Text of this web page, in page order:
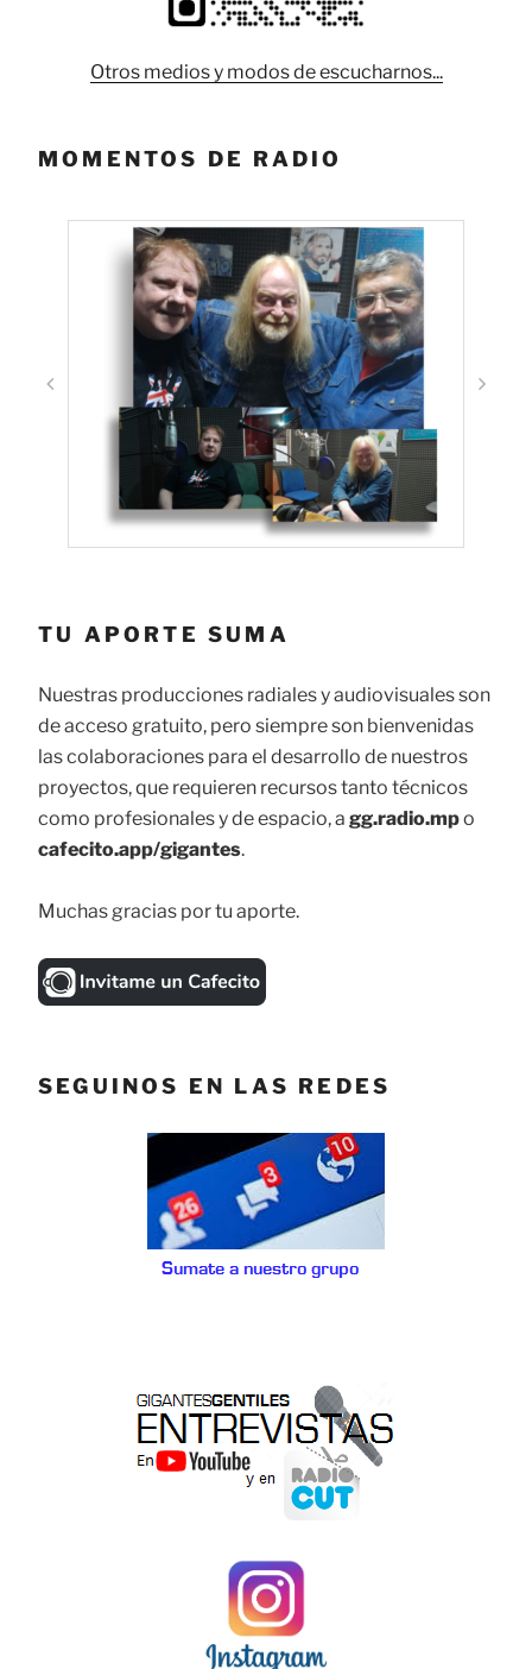
Otros medios y modos de escucharnos...
MOMENTOS DE RADIO
TU APORTE SUMA
Nuestras producciones radiales y audiovisuales son
de acceso gratuito, pero siempre son bienvenidas
las colaboraciones para el desarrollo de nuestros
proyectos, que requieren recursos tanto técnicos
como profesionales y de espacio, a gg.radio.mpo
cafecito.app/gigantes.
Muchas gracias por tu aporte.
SEGUINOS EN LAS REDES